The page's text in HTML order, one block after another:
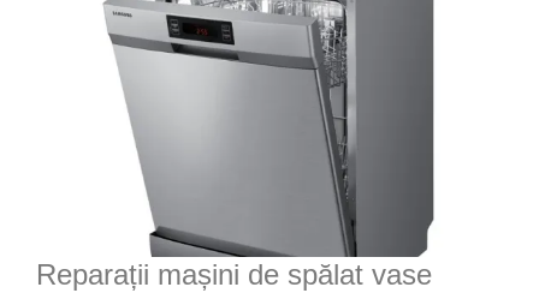
Reparații mașini de spălat vase